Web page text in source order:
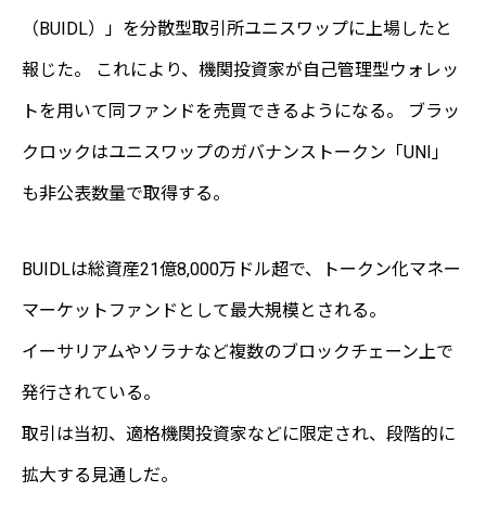
（BUIDL）」を分散型取引所ユニスワップに上場したと
報じた。 これにより、機関投資家が自己管理型ウォレッ
トを用いて同ファンドを売買できるようになる。 ブラッ
クロックはユニスワップのガバナンストークン「UNI」
も非公表数量で取得する。
BUIDLは総資産21億8,000万ドル超で、トークン化マネー
マーケットファンドとして最大規模とされる。
イーサリアムやソラナなど複数のブロックチェーン上で
発行されている。
取引は当初、適格機関投資家などに限定され、段階的に
拡大する見通しだ。